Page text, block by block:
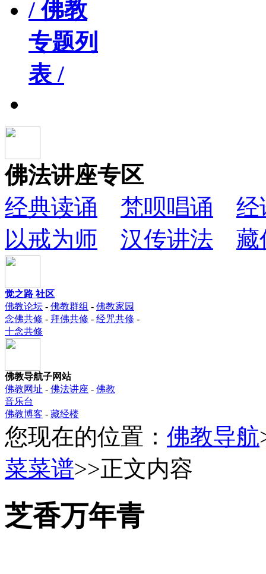
/ 佛教
专题列
表 /
佛法讲座专区
经典读诵
梵呗唱诵
经
以戒为师
汉传讲法 藏
觉之路 社区
佛教论坛 - 佛教群组 - 佛教家园
念佛共修 - 拜佛共修 - 经咒共修 -
十念共修
佛教导航子网站
佛教网址 - 佛法讲座 - 佛教
音乐台
佛教博客 - 藏经楼
您现在的位置： 佛教导航
菜菜谱>>正文内容
芝香万年青